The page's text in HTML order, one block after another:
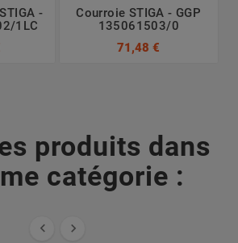
-
1LC
Courroie STIGA - GGP
135061503/0
71,48 €
produits dans
catégorie :
 